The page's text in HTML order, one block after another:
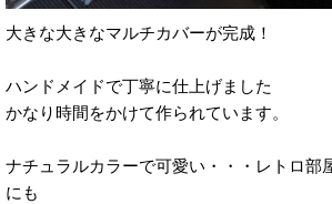
大きな大きなマルチカバーが完成！
ハンドメイドで丁寧に仕上げました
かなり時間をかけて作られています。
ナチュラルカラーで可愛い・・・レトロ部
にも